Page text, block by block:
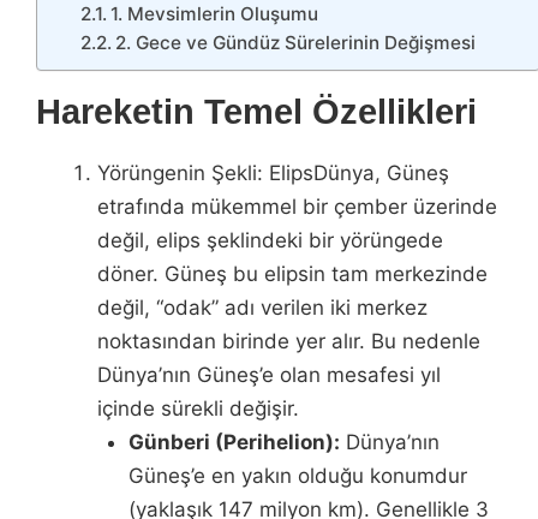
1. Mevsimlerin Oluşumu
2. Gece ve Gündüz Sürelerinin Değişmesi
Hareketin Temel Özellikleri
Yörüngenin Şekli: ElipsDünya, Güneş
etrafında mükemmel bir çember üzerinde
değil, elips şeklindeki bir yörüngede
döner. Güneş bu elipsin tam merkezinde
değil, “odak” adı verilen iki merkez
noktasından birinde yer alır. Bu nedenle
Dünya’nın Güneş’e olan mesafesi yıl
içinde sürekli değişir.
Günberi (Perihelion): Dünya’nın
Güneş’e en yakın olduğu konumdur
(yaklaşık 147 milyon km). Genellikle 3